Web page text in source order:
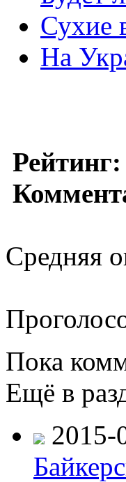
Сухие
На
Рейтинг:
Средняя
Пока
Ещё в
2015-